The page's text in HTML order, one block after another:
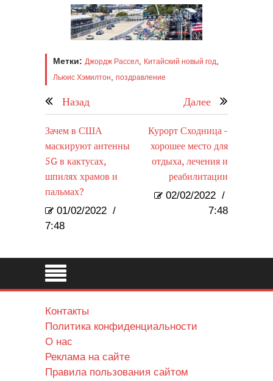
Метки: Джордж Рассел, Китайский новый год,
Льюис Хэмилтон, поздравление
Назад Далее
Зачем в США
маскируют антенны
5G в кактусах,
шпилях храмов и
пальмах?
01/02/2022 /
7:48
Курорт Сходница -
хорошее место для
отдыха, лечения и
реабилитации
02/02/2022 /
7:48
Контакты
Политика конфиденциальности
О нас
Реклама на сайте
Правила пользования сайтом